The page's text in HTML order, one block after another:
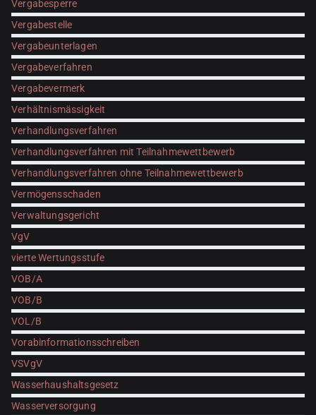
Vergabesperre
Vergabestelle
Vergabeunterlagen
Vergabeverfahren
Vergabevermerk
Verhältnismässigkeit
Verhandlungsverfahren
Verhandlungsverfahren mit Teilnahmewettbewerb
Verhandlungsverfahren ohne Teilnahmewettbewerb
Vermögensschaden
Verwaltungsgericht
VgV
vierte Wertungsstufe
VOB/A
VOB/B
VOL/B
Vorabinformationsschreiben
VSVgV
Wasserhaushaltsgesetz
Wasserversorgung